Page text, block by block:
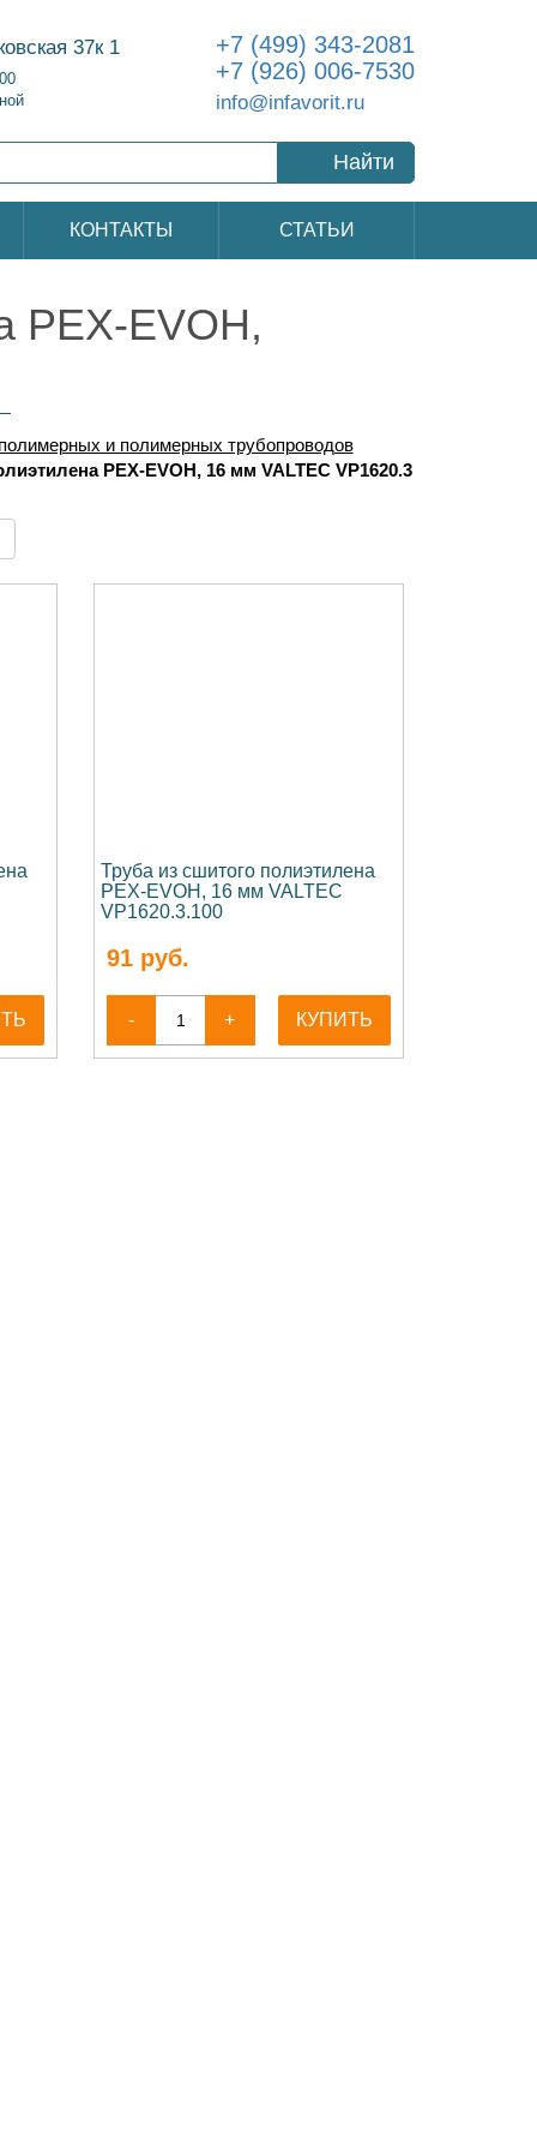
37к 1
+7 (499) 343-2081
+7 (926) 006-7530
info@infavorit.ru
Найти
КОНТАКТЫ СТАТЬИ
PEX-EVOH,
и полимерных трубопроводов
PEX-EVOH, 16 мм VALTEC VP1620.3
Труба из сшитого полиэтилена
PEX-EVOH, 16 мм VALTEC
VP1620.3.100
91руб.
- + КУПИТЬ